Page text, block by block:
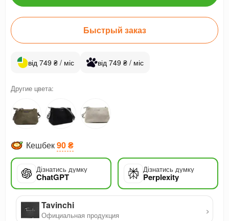
Быстрый заказ
від 749 ₴ / міс від 749 ₴ / міс
Другие цвета:
Кешбек90 ₴
Дізнатись думку
ChatGPT
Дізнатись думку
Perplexity
Tavinchi
Официальная продукция ›